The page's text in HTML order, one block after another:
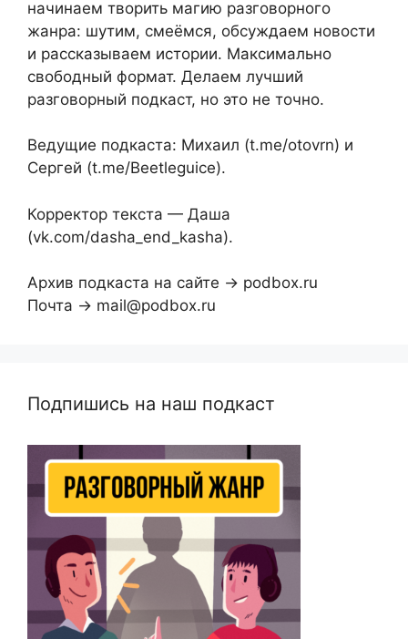
начинаем творить магию разговорного
жанра: шутим, смеёмся, обсуждаем новости
и рассказываем истории. Максимально
свободный формат. Делаем лучший
разговорный подкаст, но это не точно.
Ведущие подкаста: Михаил (t.me/otovrn) и
Сергей (t.me/Beetleguice).
Корректор текста — Даша
(vk.com/dasha_end_kasha).
Архив подкаста на сайте → podbox.ru
Почта → mail@podbox.ru
Подпишись на наш подкаст